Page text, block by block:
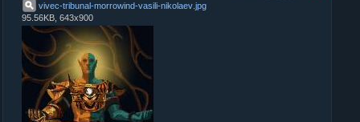
vivec-tribunal-morrowind-vasili-nikolaev jpg
95.56KB, 643x900